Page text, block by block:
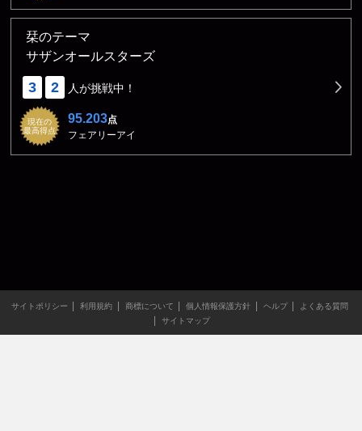
栞のテーマ
サザンオールスターズ
3 2 人が挑戦中！
現在の
最高得点
95.203点
フェアリーアイ
サイトポリシー 利用規約 商標について 個人情報保護方針 ヘルプ
よくある質問
サイトマップ